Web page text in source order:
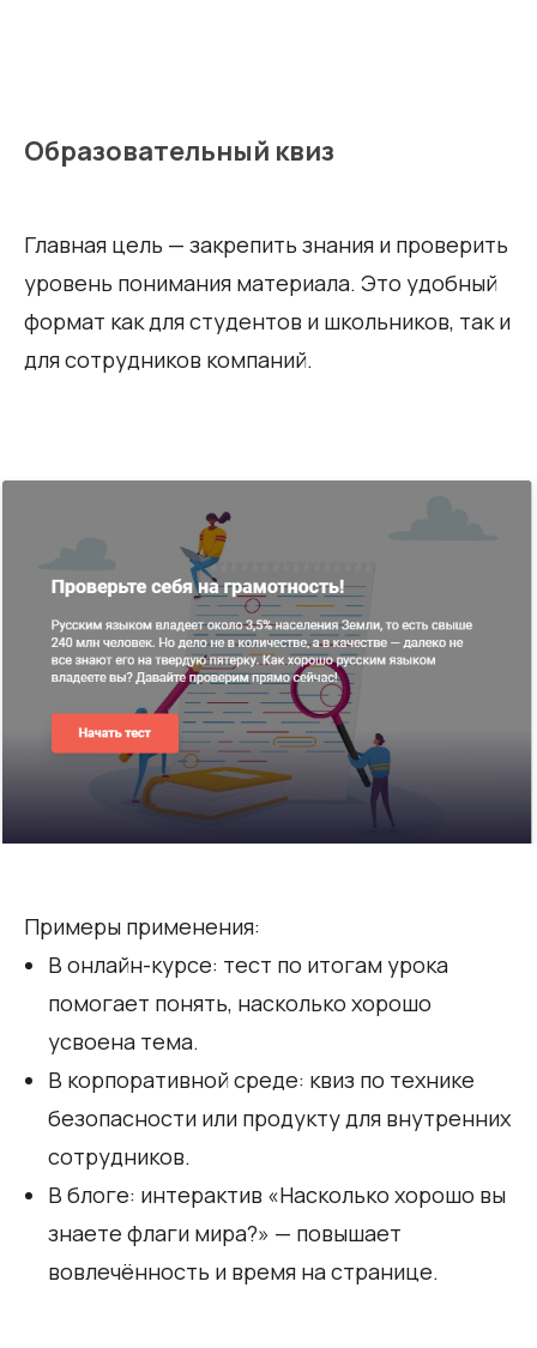
Образовательный квиз
Главная цель — закрепить знания и проверить
уровень понимания материала. Это удобный
формат как для студентов и школьников, так и
для сотрудников компаний.
Примеры применения:
В онлайн-курсе: тест по итогам урока
помогает понять, насколько хорошо
усвоена тема.
В корпоративной среде: квиз по технике
безопасности или продукту для внутренних
сотрудников.
В блоге: интерактив «Насколько хорошо вы
знаете флаги мира?» — повышает
вовлечённость и время на странице.